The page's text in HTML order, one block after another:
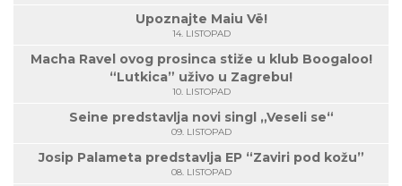
Upoznajte Maiu Vë!
14. LISTOPAD
Macha Ravel ovog prosinca stiže u klub Boogaloo!
“Lutkica” uživo u Zagrebu!
10. LISTOPAD
Seine predstavlja novi singl „Veseli se“
09. LISTOPAD
Josip Palameta predstavlja EP “Zaviri pod kožu”
08. LISTOPAD